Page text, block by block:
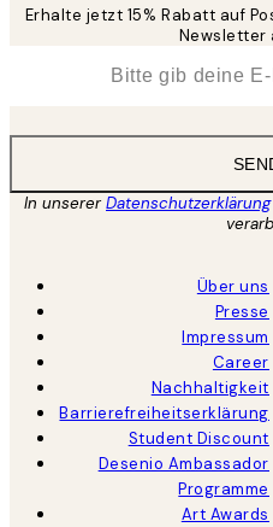
Erhalte jetzt 15% Rabatt auf
Newsletter
In unsererDatenschutzerklärung
Über uns
Presse
Impressum
Career
Nachhaltigkeit
Barrierefreiheitserklärung
Student Discount
Desenio Ambassador
Programme
Art Awards